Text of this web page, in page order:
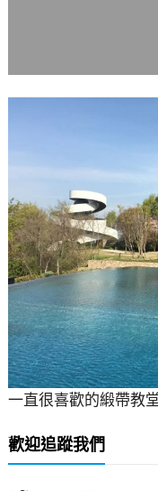
一直很喜歡的緞帶教
歡迎追蹤我們